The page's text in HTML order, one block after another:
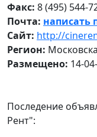
Факс: 8 (495) 544-
Почта: написать
Сайт: http://
Регион:
Размещено: 14-
Последение
Рент":